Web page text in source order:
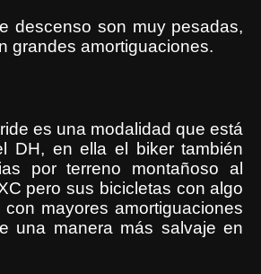
descenso son muy pesadas,
grandes amortiguaciones.
es una modalidad que está
DH, en ella el biker también
por terreno montañoso al
pero sus bicicletas con algo
mayores amortiguaciones
una manera más salvaje en